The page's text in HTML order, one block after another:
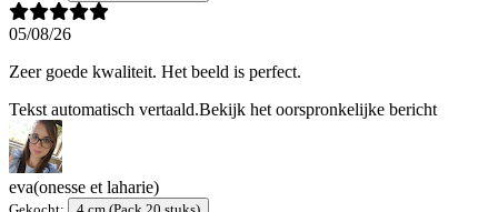
05/08/26
Zeer goede kwaliteit. Het beeld is perfect.
Tekst automatisch vertaald.Bekijk het oorspronkelijke bericht
eva(onesse et laharie)